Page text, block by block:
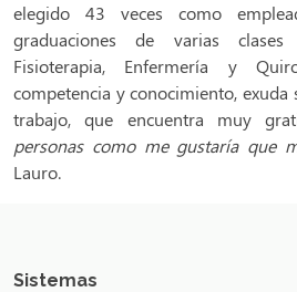
elegido 43 veces como
graduaciones de varias
Fisioterapia, Enfermería y
competencia y conocimiento,
trabajo, que encuentra muy
personas como me gustaría que
Lauro.
Sistemas